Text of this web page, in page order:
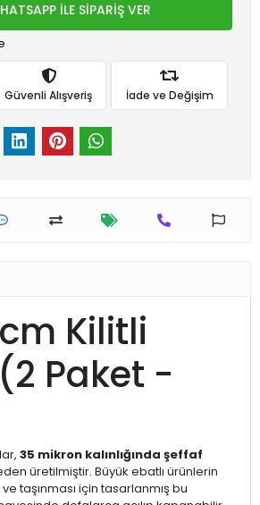
İLE SİPARİŞ VER
Güvenli Alışveriş İade ve Değişim
Kilitli
Paket -
35 mikron kalınlığında şeffaf
üretilmiştir. Büyük ebatlı ürünlerin
taşınması için tasarlanmış bu